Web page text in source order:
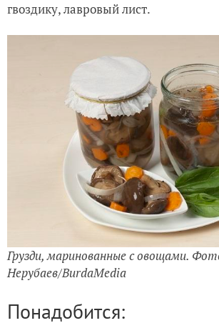
гвоздику, лавровый лист.
Грузди, маринованные с овощами.
Нерубаев/BurdaMedia
Понадобится: